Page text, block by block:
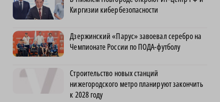
Киргизии кибербезопасности
Дзержинский «Парус» завоевал серебро на
Чемпионате России по ПОДА-футболу
Строительство новых станций
нижегородского метро планируют закончить
к 2028 году